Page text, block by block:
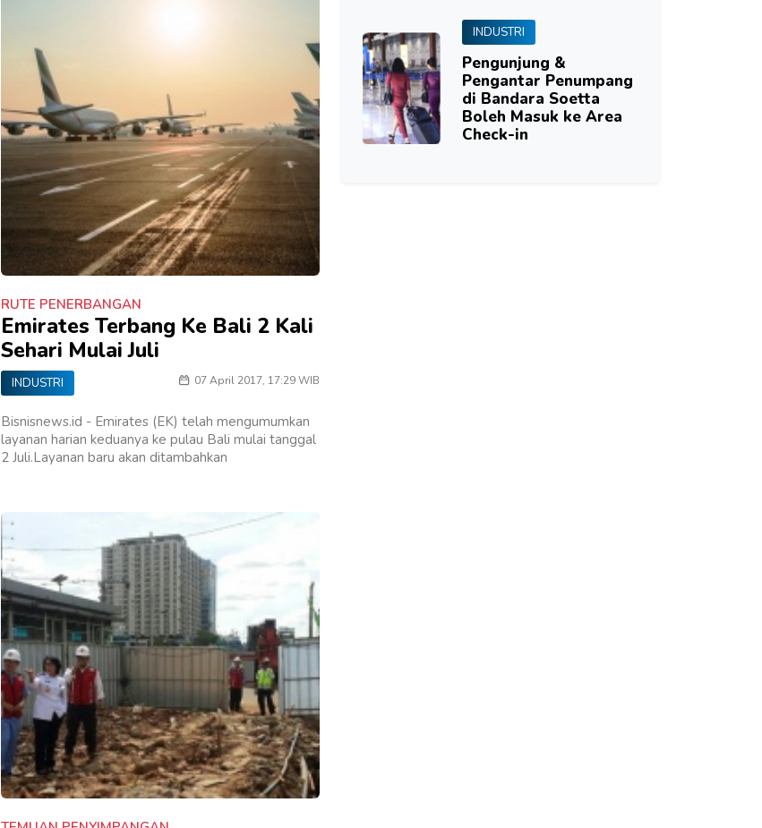
RUTE PENERBANGAN
Emirates Terbang Ke Bali 2 Kali
Sehari Mulai Juli
INDUSTRI 07 April 2017, 17:29 WIB
Bisnisnews.id - Emirates (EK) telah mengumumkan
layanan harian keduanya ke pulau Bali mulai tanggal
2 Juli.Layanan baru akan ditambahkan
INDUSTRI
Pengunjung &
Pengantar Penumpang
di Bandara Soetta
Boleh Masuk ke Area
Check-in